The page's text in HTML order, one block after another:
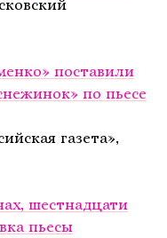
поставили
по пьесе
газета»,
шестнадцати
пьесы